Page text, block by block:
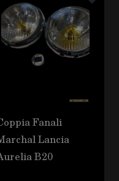
Fanali
Lancia
B20